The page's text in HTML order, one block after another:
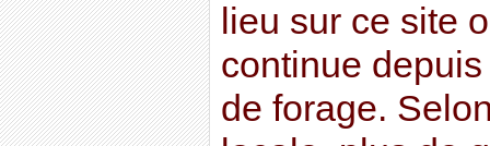
lieu sur ce site
continue
de forage.